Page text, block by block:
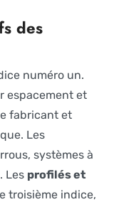
des
numéro un.
espacement et
fabricant et
Les
systèmes à
Les profilés et
troisième indice,